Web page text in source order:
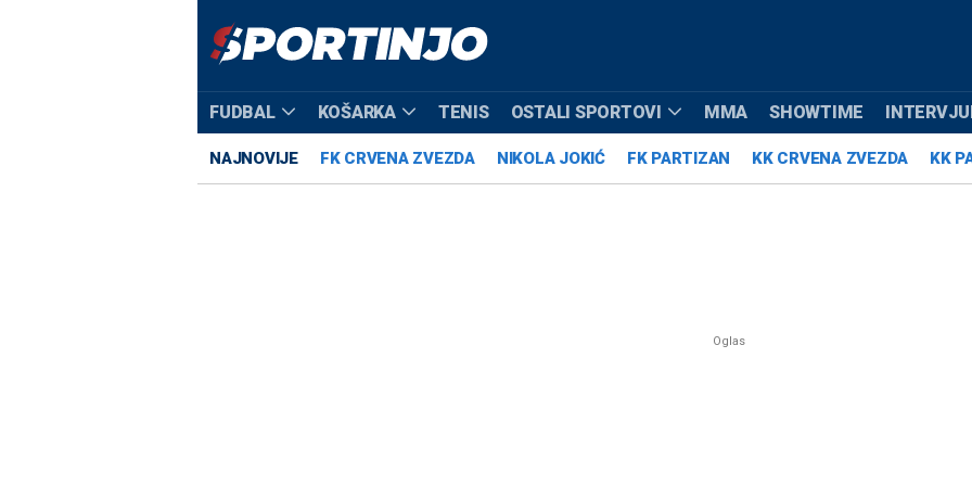
FUDBAL KOŠARKA TENIS OSTALI SPORTOVI MMA SHOWTIME
NAJNOVIJE FK CRVENA ZVEZDA NIKOLA JOKIĆ FK PARTIZAN KK CRVENA ZVEZDA KK